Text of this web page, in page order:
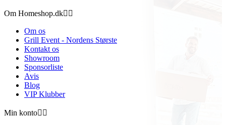
Om Homeshop.dk 
Om os
Grill Event - Nordens Største
Kontakt os
Showroom
Sponsorliste
Avis
Blog
VIP Klubber
Min konto 